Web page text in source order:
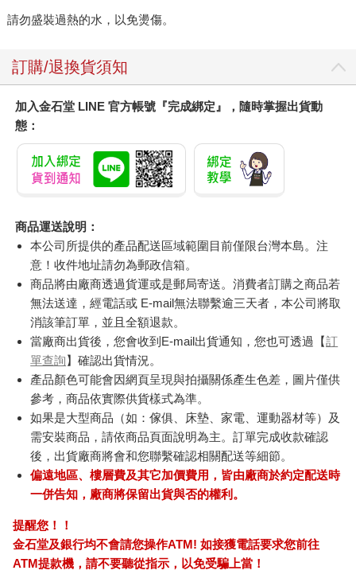
請勿盛裝過熱的水，以免燙傷。
訂購/退換貨須知
加入金石堂 LINE 官方帳號『完成綁定』，隨時掌握出貨動
態：
商品運送說明：
本公司所提供的產品配送區域範圍目前僅限台灣本島。注
意！收件地址請勿為郵政信箱。
商品將由廠商透過貨運或是郵局寄送。消費者訂購之商品若
無法送達，經電話或 E-mail無法聯繫逾三天者，本公司將取
消該筆訂單，並且全額退款。
當廠商出貨後，您會收到E-mail出貨通知，您也可透過【訂
單查詢】確認出貨情況。
產品顏色可能會因網頁呈現與拍攝關係產生色差，圖片僅供
參考，商品依實際供貨樣式為準。
如果是大型商品（如：傢俱、床墊、家電、運動器材等）及
需安裝商品，請依商品頁面說明為主。訂單完成收款確認
後，出貨廠商將會和您聯繫確認相關配送等細節。
偏遠地區、樓層費及其它加價費用，皆由廠商於約定配送時
一併告知，廠商將保留出貨與否的權利。
提醒您！！
金石堂及銀行均不會請您操作ATM! 如接獲電話要求您前往
ATM提款機，請不要聽從指示，以免受騙上當！